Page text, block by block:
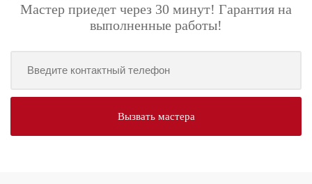
Мастер приедет через 30 минут! Гарантия на